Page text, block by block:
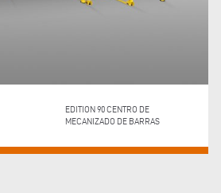
EDITION 90 CENTRO DE
MECANIZADO DE BARRAS